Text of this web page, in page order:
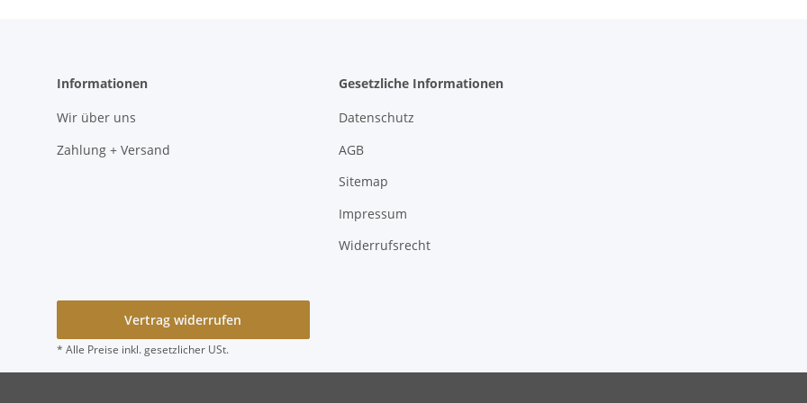
Informationen
Wir über uns
Zahlung + Versand
Gesetzliche Informationen
Datenschutz
AGB
Sitemap
Impressum
Widerrufsrecht
Vertrag widerrufen
* Alle Preise inkl. gesetzlicher USt.